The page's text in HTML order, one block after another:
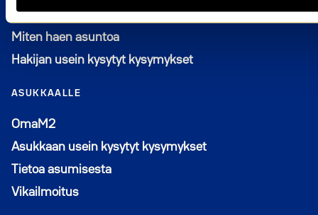
Kuka voi hakea
Miten haen asuntoa
Hakijan usein kysytyt kysymykset
ASUKKAALLE
OmaM2Avautuu uuteen ikkunaan
Asukkaan usein kysytyt kysymykset
Tietoa asumisesta
Vikailmoitus